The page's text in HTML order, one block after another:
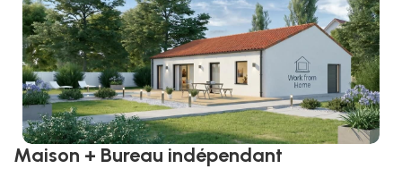
Maison + Bureau indépendant